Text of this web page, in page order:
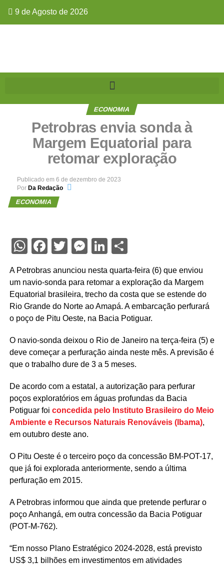
9 de Agosto de 2026
ECONOMIA
Petrobras envia sonda à
Margem Equatorial para
retomar exploração
Publicado em 6 de dezembro de 2023
Por Da Redação
ECONOMIA
WhatsApp
Facebook
Twitter
Messenger
LinkedIn
Share
A Petrobras anunciou nesta quarta-feira (6) que enviou
um navio-sonda para retomar a exploração da Margem
Equatorial brasileira, trecho da costa que se estende do
Rio Grande do Norte ao Amapá. A embarcação perfurará
o poço de Pitu Oeste, na Bacia Potiguar.
O navio-sonda deixou o Rio de Janeiro na terça-feira (5) e
deve começar a perfuração ainda neste mês. A previsão é
que o trabalho dure de 3 a 5 meses.
De acordo com a estatal, a autorização para perfurar
poços exploratórios em águas profundas da Bacia
Potiguar foi concedida pelo Instituto Brasileiro do Meio
Ambiente e Recursos Naturais Renováveis (Ibama),
em outubro deste ano.
O Pitu Oeste é o terceiro poço da concessão BM-POT-17,
que já foi explorada anteriormente, sendo a última
perfuração em 2015.
A Petrobras informou que ainda que pretende perfurar o
poço Anhangá, em outra concessão da Bacia Potiguar
(POT-M-762).
“Em nosso Plano Estratégico 2024-2028, está previsto
US$ 3,1 bilhões em investimentos em atividades